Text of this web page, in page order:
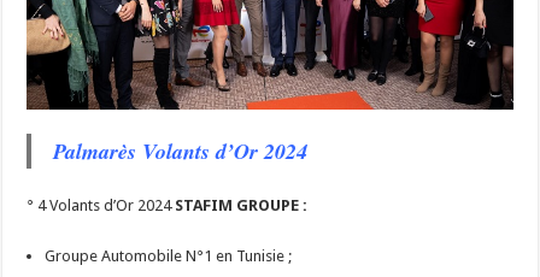
Palmarès Volants d’Or 2024
° 4 Volants d’Or 2024 STAFIM GROUPE :
Groupe Automobile N°1 en Tunisie ;